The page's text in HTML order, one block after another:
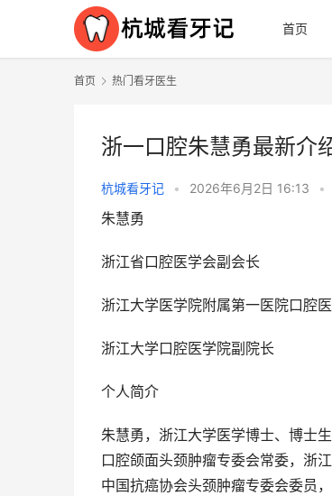
首页
首页 热门看牙医生
浙一口腔朱慧勇最新介
杭城看牙记 • 2026年6月2日 16:13 •
朱慧勇
浙江省口腔医学会副会长
浙江大学医学院附属第一医院口腔
浙江大学口腔医学院副院长
个人简介
朱慧勇，浙江大学医学博士、博士
口腔颌面头颈肿瘤专委会常委，浙
中国抗癌协会头颈肿瘤专委会委员